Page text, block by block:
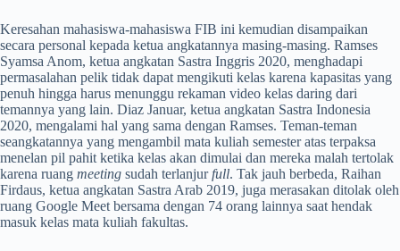
Keresahan mahasiswa-mahasiswa FIB ini kemudian disampaikan
secara personal kepada ketua angkatannya masing-masing. Ramses
Syamsa Anom, ketua angkatan Sastra Inggris 2020, menghadapi
permasalahan pelik tidak dapat mengikuti kelas karena kapasitas yang
penuh hingga harus menunggu rekaman video kelas daring dari
temannya yang lain. Diaz Januar, ketua angkatan Sastra Indonesia
2020, mengalami hal yang sama dengan Ramses. Teman-teman
seangkatannya yang mengambil mata kuliah semester atas terpaksa
menelan pil pahit ketika kelas akan dimulai dan mereka malah tertolak
karena ruang meeting sudah terlanjurfull. Tak jauh berbeda, Raihan
Firdaus, ketua angkatan Sastra Arab 2019, juga merasakan ditolak oleh
ruang Google Meet bersama dengan 74 orang lainnya saat hendak
masuk kelas mata kuliah fakultas.